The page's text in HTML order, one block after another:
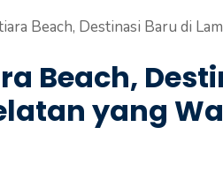
Beach, Destinasi Baru di
Beach,
yang